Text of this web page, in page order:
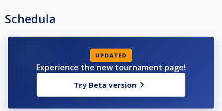
Schedula
UPDATED
Experience the new tournament page!
Try Beta version